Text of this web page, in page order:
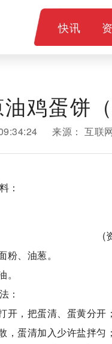
快讯
鸡蛋饼
来源： 互联
：
(
、油葱。
：
开，把蛋清、蛋黄分开
，蛋清加入少许盐拌